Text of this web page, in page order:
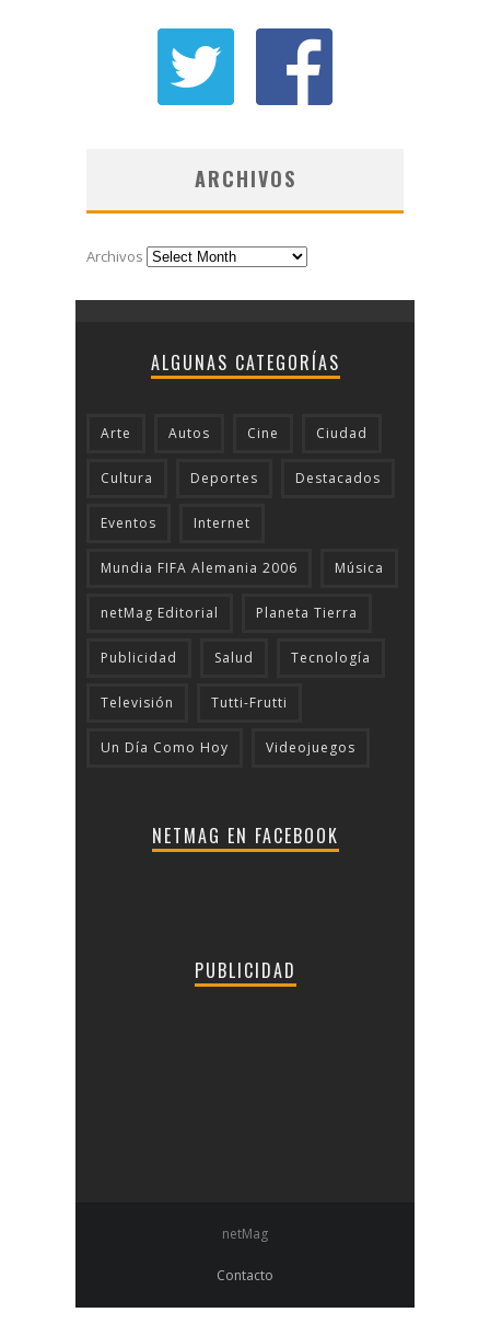
ARCHIVOS
Archivos
ALGUNAS CATEGORÍAS
Arte Autos Cine Ciudad
Cultura Deportes Destacados
Eventos Internet
Mundia FIFA Alemania 2006 Música
netMag Editorial Planeta Tierra
Publicidad Salud Tecnologí­a
Televisión Tutti-Frutti
Un Día Como Hoy Videojuegos
NETMAG EN FACEBOOK
PUBLICIDAD
netMag
Contacto